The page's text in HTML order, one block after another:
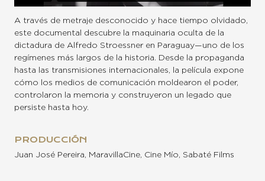
A través de metraje desconocido y hace tiempo olvidado,
este documental descubre la maquinaria oculta de la
dictadura de Alfredo Stroessner en Paraguay—uno de los
regímenes más largos de la historia. Desde la propaganda
hasta las transmisiones internacionales, la película expone
cómo los medios de comunicación moldearon el poder,
controlaron la memoria y construyeron un legado que
persiste hasta hoy.
PRODUCCIÓN
Juan José Pereira, MaravillaCine, Cine Mío, Sabaté Films